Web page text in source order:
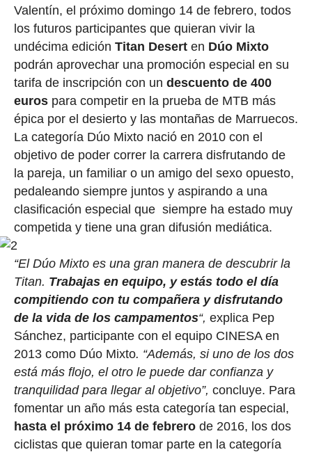
Valentín, el próximo domingo 14 de febrero, todos
los futuros participantes que quieran vivir la
undécima edición Titan Deserten Dúo Mixto
podrán aprovechar una promoción especial en su
tarifa de inscripción con un descuento de 400
eurospara competir en la prueba de MTB más
épica por el desierto y las montañas de Marruecos.
La categoría Dúo Mixto nació en 2010 con el
objetivo de poder correr la carrera disfrutando de
la pareja, un familiar o un amigo del sexo opuesto,
pedaleando siempre juntos y aspirando a una
clasificación especial que siempre ha estado muy
competida y tiene una gran difusión mediática.
“El Dúo Mixto es una gran manera de descubrir la
Titan. Trabajas en equipo, y estás todo el día
compitiendo con tu compañera y disfrutando
de la vida de los campamentos“, explica Pep
Sánchez, participante con el equipo CINESA en
2013 como Dúo Mixto. “Además, si uno de los dos
está más flojo, el otro le puede dar confianza y
tranquilidad para llegar al objetivo”, concluye. Para
fomentar un año más esta categoría tan especial,
hasta el próximo 14 de febrerode 2016, los dos
ciclistas que quieran tomar parte en la categoría